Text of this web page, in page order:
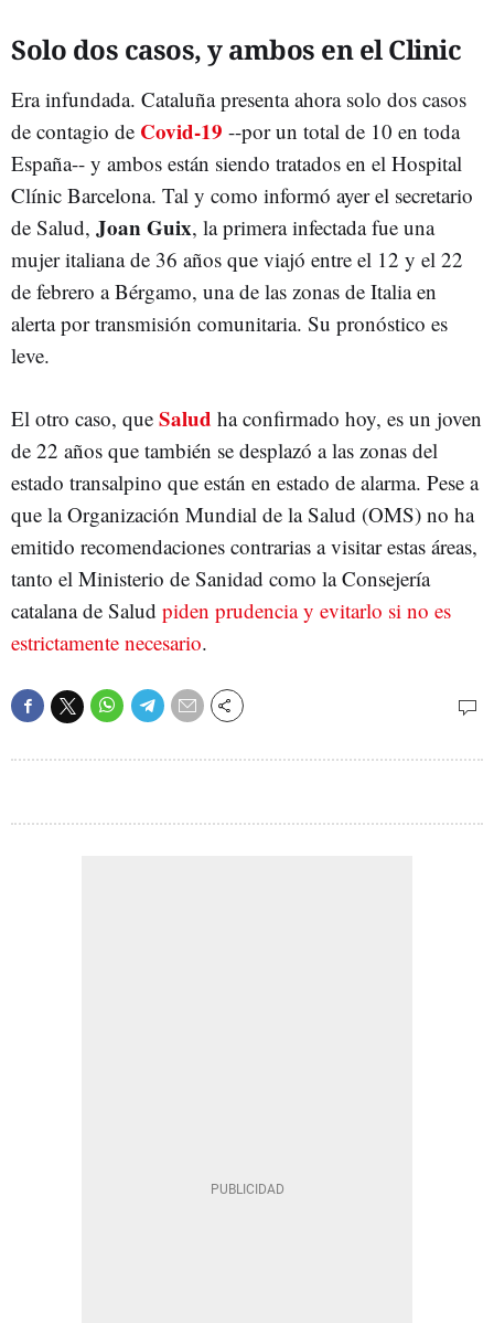
Solo dos casos, y ambos en el Clinic
Era infundada. Cataluña presenta ahora solo dos casos
de contagio de Covid-19 --por un total de 10 en toda
España-- y ambos están siendo tratados en el Hospital
Clínic Barcelona. Tal y como informó ayer el secretario
de Salud, Joan Guix, la primera infectada fue una
mujer italiana de 36 años que viajó entre el 12 y el 22
de febrero a Bérgamo, una de las zonas de Italia en
alerta por transmisión comunitaria. Su pronóstico es
leve.
El otro caso, que Salud ha confirmado hoy, es un joven
de 22 años que también se desplazó a las zonas del
estado transalpino que están en estado de alarma. Pese a
que la Organización Mundial de la Salud (OMS) no ha
emitido recomendaciones contrarias a visitar estas áreas,
tanto el Ministerio de Sanidad como la Consejería
catalana de Salud piden prudencia y evitarlo si no es
estrictamente necesario.